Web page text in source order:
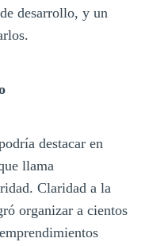
desarrollo, y un
destacar en
llama
Claridad a la
organizar a cientos